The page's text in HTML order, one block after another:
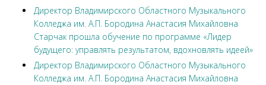
Директор Владимирского Областного Музыкального
Колледжа им. А.П. Бородина Анастасия Михайловна
Старчак прошла обучение по программе «Лидер
будущего: управлять результатом, вдохновлять идеей»
Директор Владимирского Областного Музыкального
Колледжа им. А.П. Бородина Анастасия Михайловна